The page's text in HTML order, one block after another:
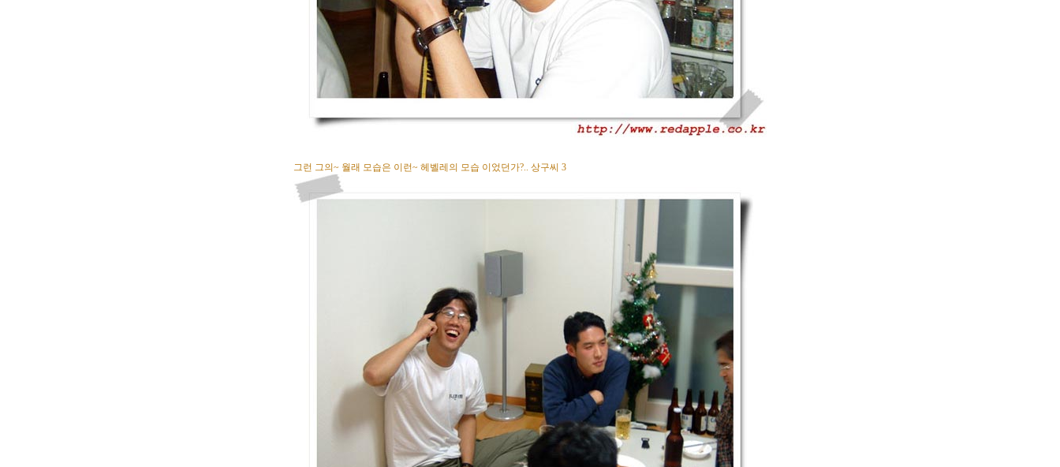
그런 그의~ 월래 모습은 이런~ 헤벨레의 모습 이었던가?.. 상구씨 3